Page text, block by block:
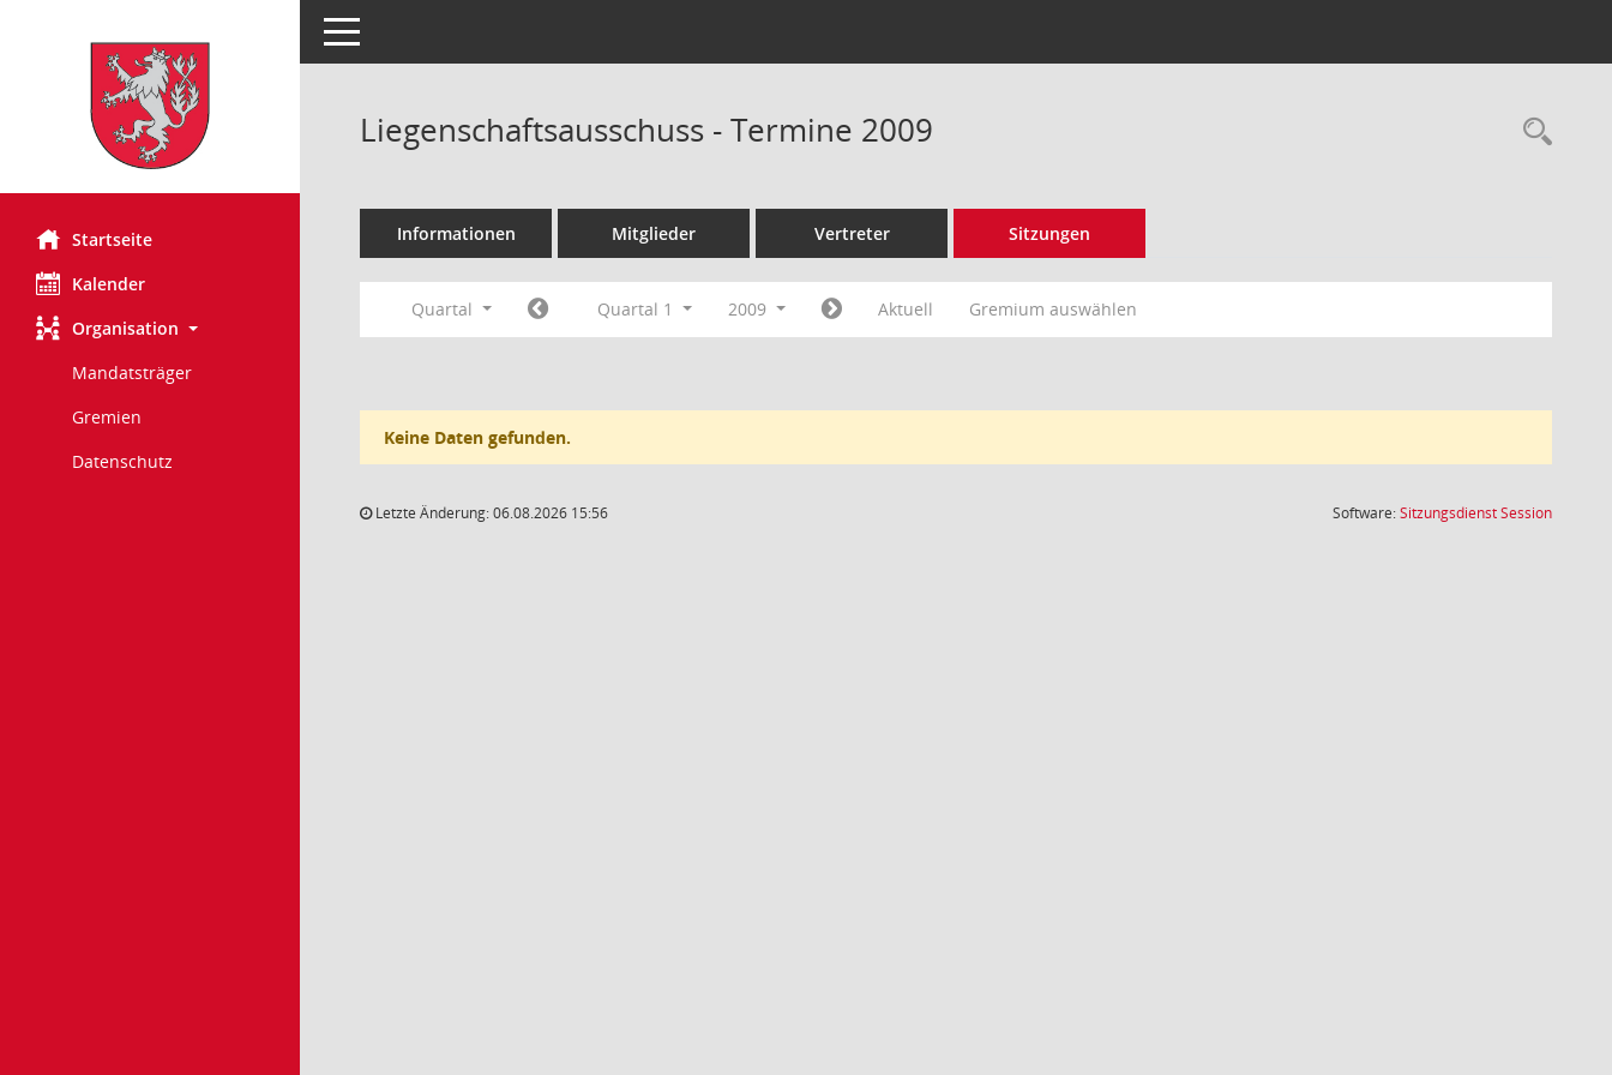
Startseite
Kalender
Organisation
Mandatsträger
Gremien
Datenschutz
Toggle navigation
Liegenschaftsausschuss - Termine 2009
Informationen Mitglieder Vertreter Sitzungen
Quartal Quartal 1 2009 Aktuell Gremium auswählen
Keine Daten gefunden.
Letzte Änderung: 06.08.2026 15:56 Software:SitzungsdienstSession(Wird in